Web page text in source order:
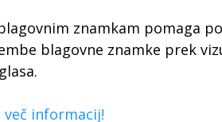
znamkam pomaga
blagovne znamke prek
informacij!